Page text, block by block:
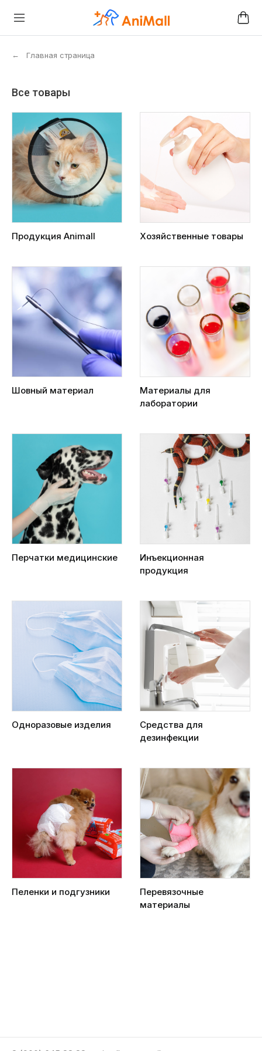
← Главная страница
Все товары
Продукция Animall Хозяйственные товары
Шовный материал
Материалы для
лаборатории
Перчатки медицинские
Инъекционная
продукция
Одноразовые изделия
Средства для
дезинфекции
Пеленки и подгузники
Перевязочные
материалы